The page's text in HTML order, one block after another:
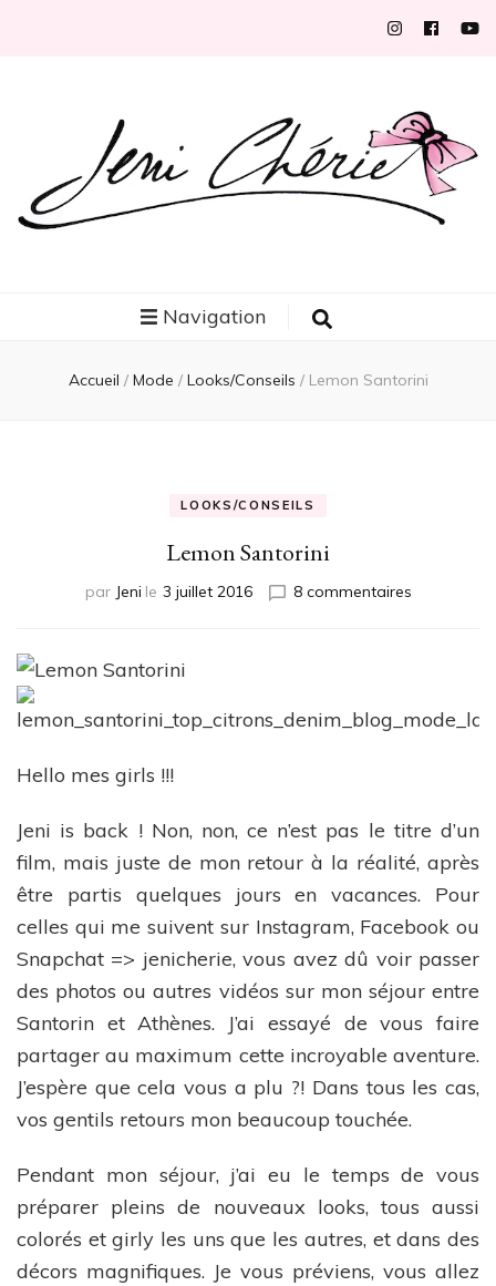
Navigation
Accueil / Mode / Looks/Conseils / Lemon Santorini
LOOKS/CONSEILS
Lemon Santorini
par Jeni le 3 juillet 2016 8 commentairessur
Hello mes girls !!!
Jeni is back ! Non, non, ce n’est pas le titre d’un
film, mais juste de mon retour à la réalité, après
être partis quelques jours en vacances. Pour
celles qui me suivent sur Instagram, Facebook ou
Snapchat => jenicherie, vous avez dû voir passer
des photos ou autres vidéos sur mon séjour entre
Santorin et Athènes. J’ai essayé de vous faire
partager au maximum cette incroyable aventure.
J’espère que cela vous a plu ?! Dans tous les cas,
vos gentils retours mon beaucoup touchée.
Pendant mon séjour, j’ai eu le temps de vous
préparer pleins de nouveaux looks, tous aussi
colorés et girly les uns que les autres, et dans des
décors magnifiques. Je vous préviens, vous allez